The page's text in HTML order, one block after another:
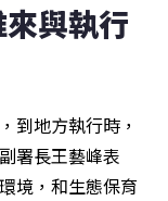
與執行
到地方執行時，
署長王藝峰表
境，和生態保育